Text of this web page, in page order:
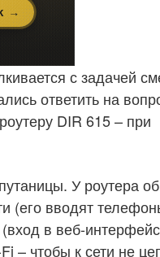
с задачей
ответить на
DIR 615 – при
У роутера
(его вводят
в веб-
– чтобы к сети не